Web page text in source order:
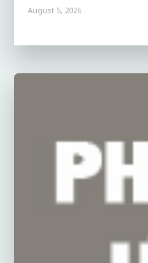
August 5, 2026